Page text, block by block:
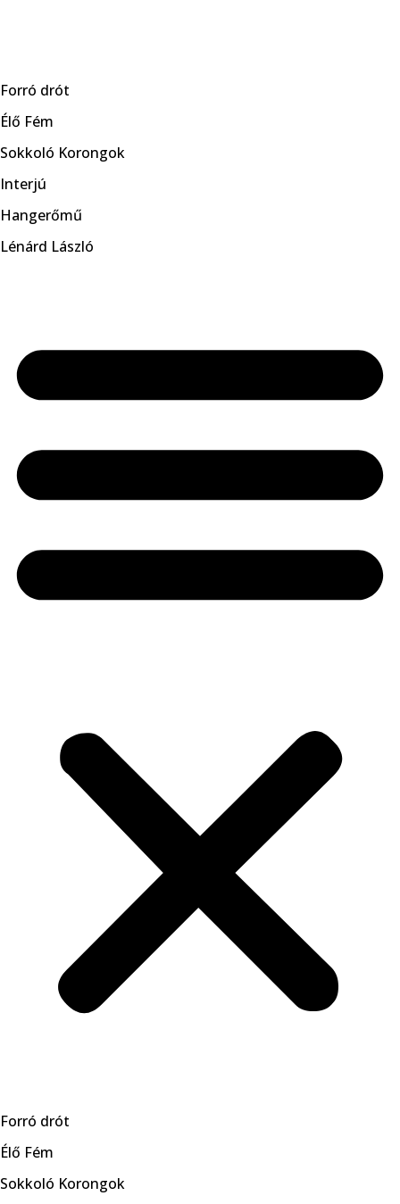
content
Forró drót
Élő Fém
Sokkoló Korongok
Interjú
Hangerőmű
Lénárd László
Forró drót
Élő Fém
Sokkoló Korongok